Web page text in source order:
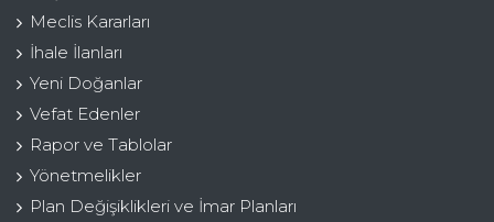
Meclis Kararları
İhale İlanları
Yeni Doğanlar
Vefat Edenler
Rapor ve Tablolar
Yönetmelikler
Plan Değişiklikleri ve İmar Planları